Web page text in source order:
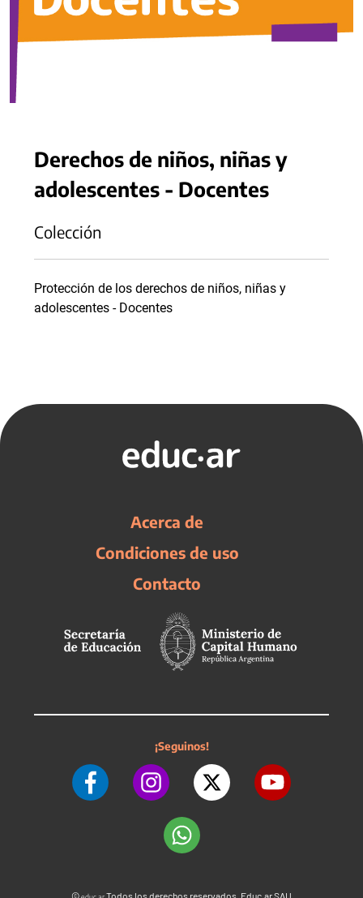
Derechos de niños, niñas y
adolescentes - Docentes
Colección
Protección de los derechos de niños, niñas y
adolescentes - Docentes
Acerca de
Condiciones de uso
Contacto
¡Seguinos!
© Todos los derechos reservados. Educ.ar SAU